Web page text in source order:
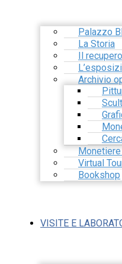
Palazzo
La Storia
Il recupero
Archivio
Virtual
Bookshop
VISITE E